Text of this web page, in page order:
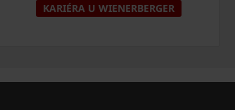
KARIÉRA U WIENERBERGER